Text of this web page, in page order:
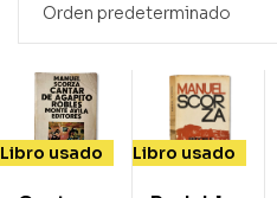
Libro usado Libro usado